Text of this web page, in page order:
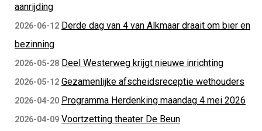
aanrijding
2026-06-12 Derde dag van 4 van Alkmaar draait om bier en
bezinning
2026-05-28 Deel Westerweg krijgt nieuwe inrichting
2026-05-12 Gezamenlijke afscheidsreceptie wethouders
2026-04-20 Programma Herdenking maandag 4 mei 2026
2026-04-09 Voortzetting theater De Beun